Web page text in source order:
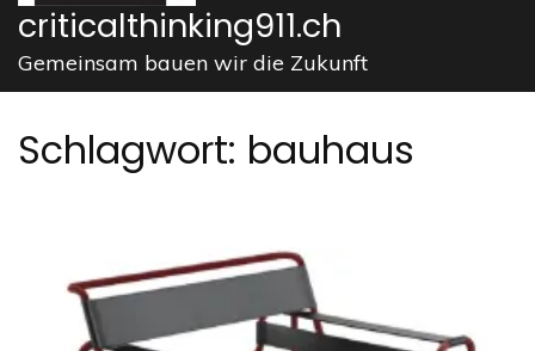
criticalthinking911.ch
Gemeinsam bauen wir die Zukunft
Schlagwort: bauhaus